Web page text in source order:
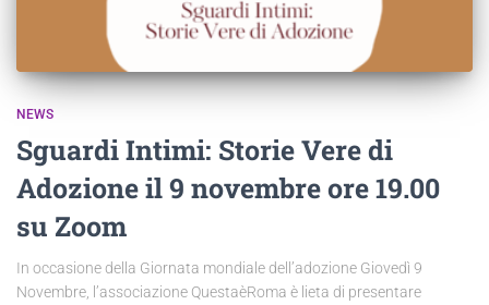
NEWS
Sguardi Intimi: Storie Vere di
Adozione il 9 novembre ore 19.00
su Zoom
In occasione della Giornata mondiale dell’adozione Giovedì 9
Novembre, l’associazione QuestaèRoma è lieta di presentare